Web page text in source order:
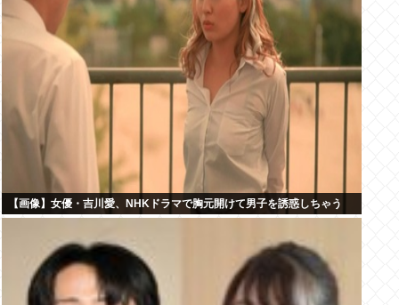
【画像】女優・吉川愛、NHKドラマで胸元開けて男子を誘惑しちゃう